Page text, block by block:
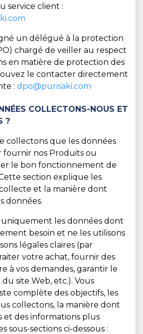
service client :
un délégué à la protection
chargé de veiller au respect
en matière de protection des
le contacter directement
: dpo@purisaki.com
COLLECTONS-NOUS ET
?
collectons que les données
fournir nos Produits ou
le bon fonctionnement de
section explique les
et la manière dont
données.
les données dont
besoin et ne les utilisons
légales claires (par
votre achat, fournir des
à vos demandes, garantir le
site Web, etc.). Vous
complète des objectifs, les
collectons, la manière dont
et des informations plus
sous-sections ci-dessous :